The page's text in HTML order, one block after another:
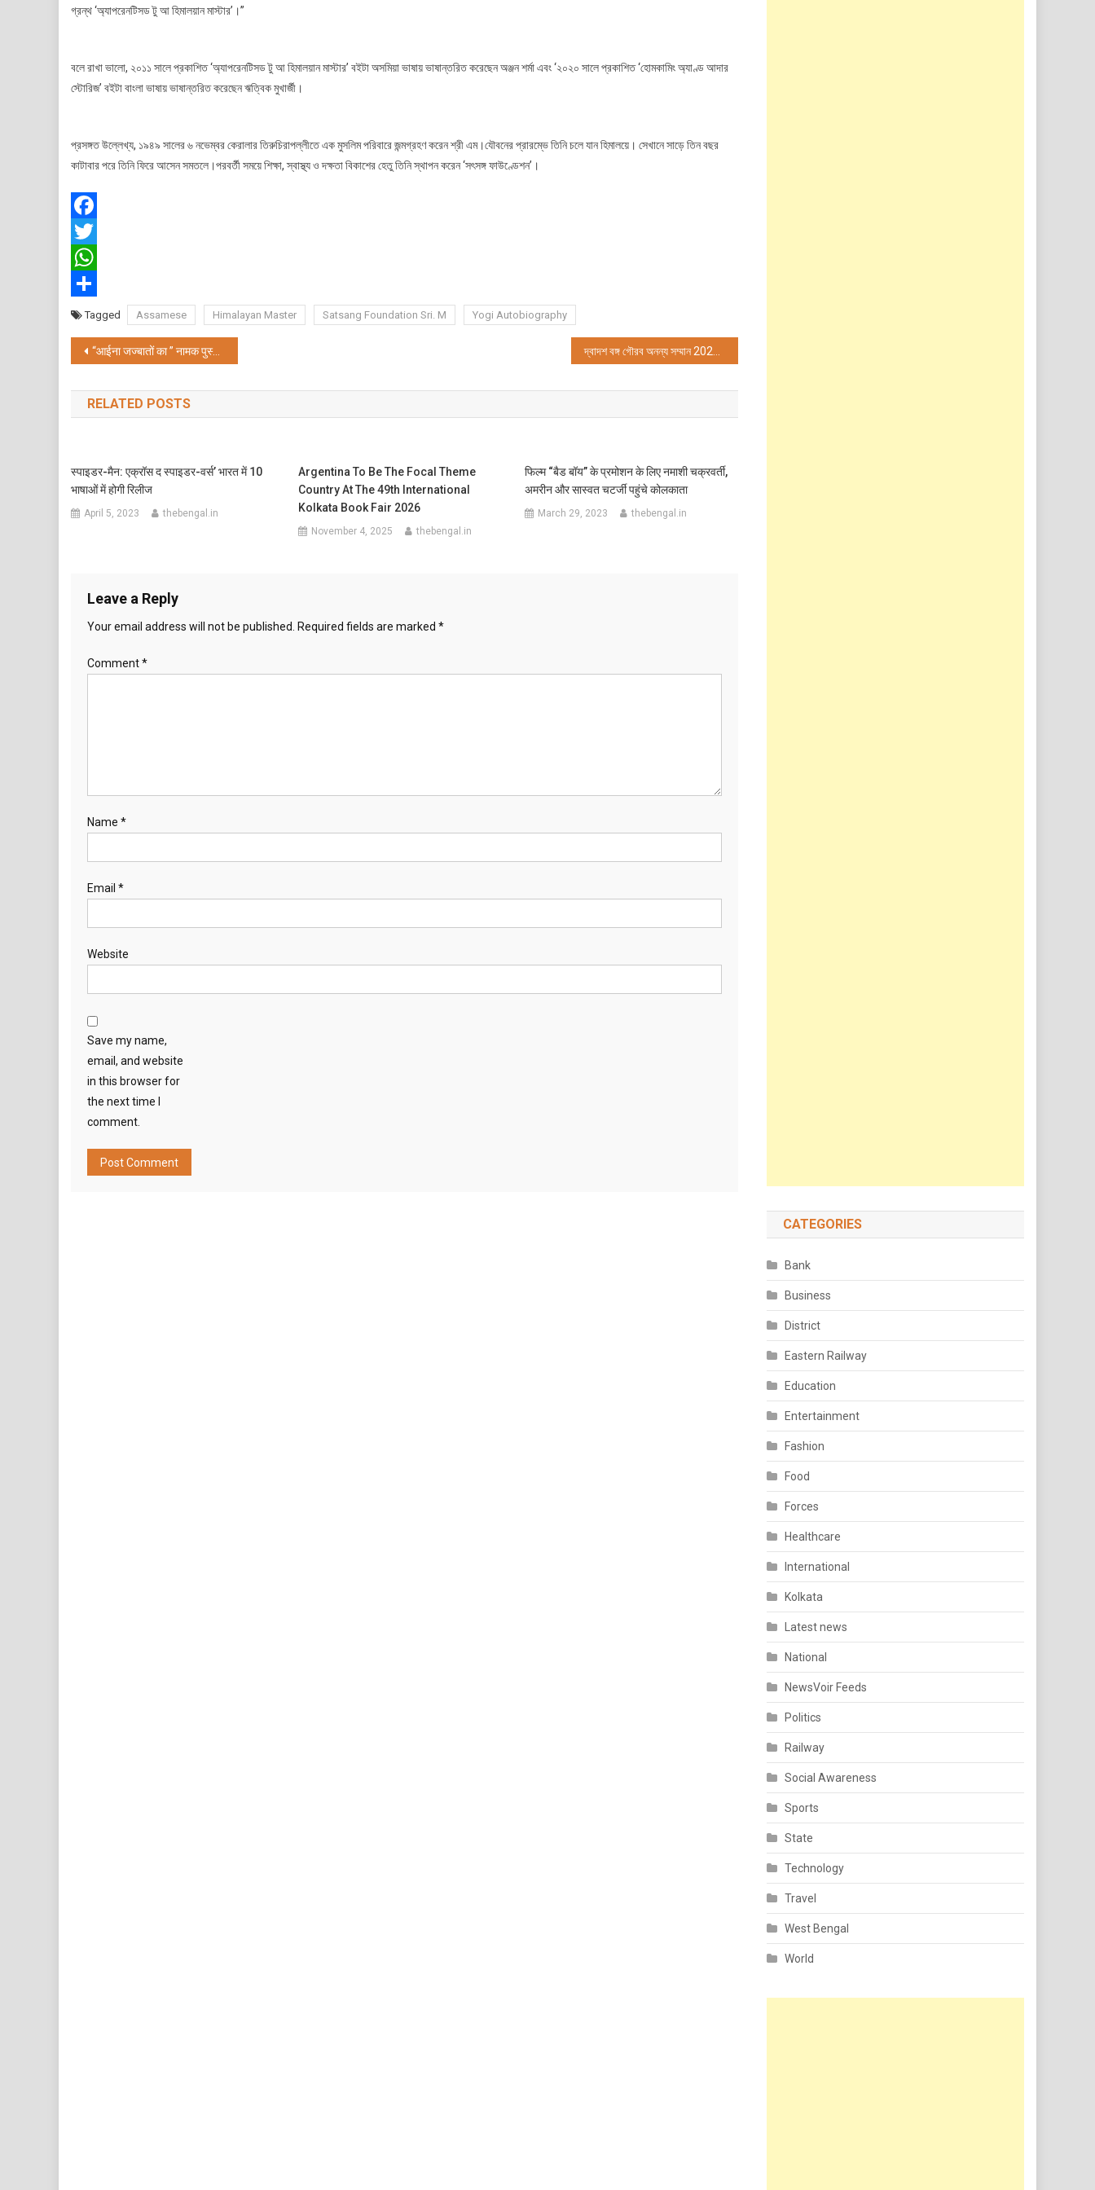
গ্রন্থ ‘অ্যাপরেনটিসড টু আ হিমালয়ান মাস্টার’।”
বলে রাখা ভালো, ২০১১ সালে প্রকাশিত ‘অ্যাপরেনটিসড টু আ হিমালয়ান মাস্টার’ বইটা অসমিয়া ভাষায় ভাষান্তরিত করেছেন অঞ্জন শর্মা এবং ‘২০২০ সালে প্রকাশিত ‘হোমকামিং অ্যাণ্ড আদার
স্টোরিজ’ বইটা বাংলা ভাষায় ভাষান্তরিত করেছেন ঋত্বিক মুখার্জী।
প্রসঙ্গত উল্লেখ্য, ১৯৪৯ সালের ৬ নভেম্বর কেরালার তিরুচিরাপল্লীতে এক মুসলিম পরিবারে জন্মগ্রহণ করেন শ্রী এম।যৌবনের প্রারম্ভে তিনি চলে যান হিমালয়ে। সেখানে সাড়ে তিন বছর
কাটাবার পরে তিনি ফিরে আসেন সমতলে।পরবর্তী সময়ে শিক্ষা, স্বাস্থ্য ও দক্ষতা বিকাশের হেতু তিনি স্থাপন করেন ‘সৎসঙ্গ ফাউণ্ডেশন’।
Facebook
Twitter
WhatsApp
ShareTagged Assamese Himalayan Master Satsang Foundation Sri. M Yogi Autobiography
Post
navigation
“आईना जज्बातों का ” नामक पुस्तक का विमोचन हुआ
RELATED POSTS
स्पाइडर-मैन: एक्रॉस द स्पाइडर-वर्स’ भारत में 10
भाषाओं में होगी रिलीज
April 5, 2023 thebengal.in
Argentina To Be The Focal Theme
Country At The 49th International
Kolkata Book Fair 2026
November 4, 2025 thebengal.in
फिल्म “बैड बॉय” के प्रमोशन के लिए नमाशी चक्रवर्ती,
अमरीन और सास्वत चटर्जी पहुंचे कोलकाता
March 29, 2023 thebengal.in
Leave a Reply
Your email address will not be published. Required fields are marked *
Comment*
Name *
Email *
Website
Save my name,
email, and website
in this browser for
the next time I
comment.
CATEGORIES
Bank
Business
District
Eastern Railway
Education
Entertainment
Fashion
Food
Forces
Healthcare
International
Kolkata
Latest news
National
NewsVoir Feeds
Politics
Railway
Social Awareness
Sports
State
Technology
Travel
West Bengal
World